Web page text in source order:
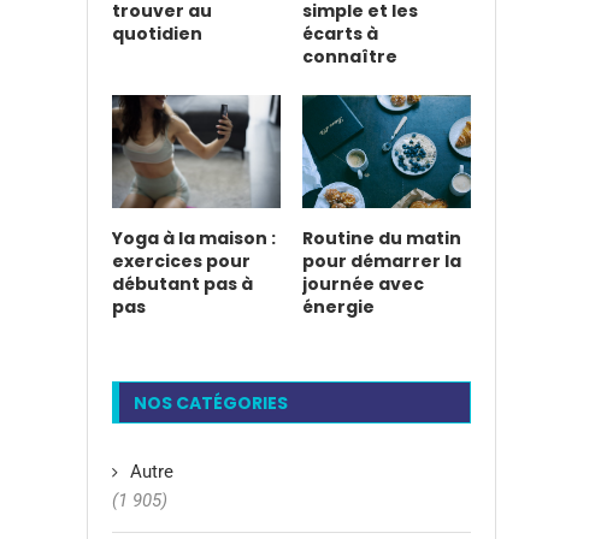
trouver au
quotidien
simple et les
écarts à
connaître
Yoga à la maison :
exercices pour
débutant pas à
pas
Routine du matin
pour démarrer la
journée avec
énergie
NOS CATÉGORIES
Autre
(1 905)